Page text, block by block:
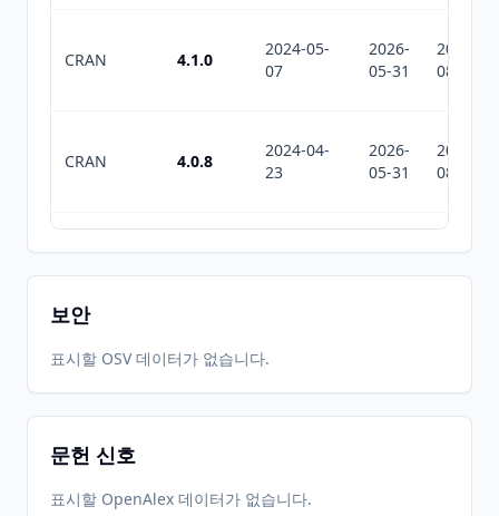
CRAN 4.1.0
2024-05-
07
2026-
05-31
2026-
08-05
CRAN 4.0.8
2024-04-
23
2026-
05-31
2026-
08-05
2024-02-
05
2026-
05-31
2026-
08-05
CRAN 4.0.6
CRAN
보안
표시할 OSV 데이터가 없습니다.
문헌 신호
표시할 OpenAlex 데이터가 없습니다.